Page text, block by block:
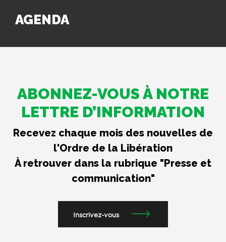
AGENDA
ABONNEZ-VOUS À NOTRE
LETTRE D’INFORMATION
Recevez chaque mois des nouvelles de
l'Ordre de la Libération
À retrouver dans la rubrique "Presse et
communication"
Inscrivez-vous